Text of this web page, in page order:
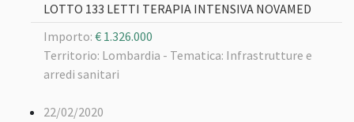
LOTTO 133 LETTI TERAPIA INTENSIVA NOVAMED
Importo: € 1.326.000
Territorio: Lombardia - Tematica: Infrastrutture e
arredi sanitari
22/02/2020